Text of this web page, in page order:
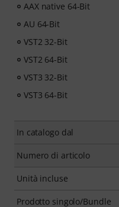
AAX native 64-Bit
AU 64-Bit
VST2 32-Bit
VST2 64-Bit
VST3 32-Bit
VST3 64-Bit
In catalogo dal
Numero di articolo
Unità incluse
Prodotto singolo/Bundle